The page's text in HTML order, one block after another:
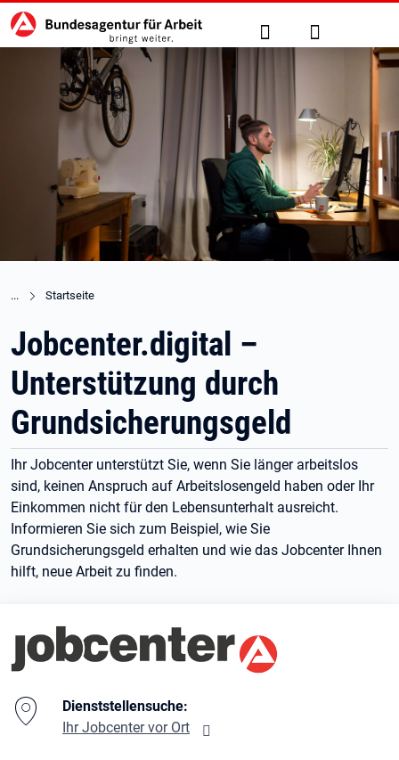
zu den Hauptinhalten springen
Hauptnavigation Suche Anmelden
Startseite
Jobcenter.digital –
Unterstützung durch
Grundsicherungsgeld
Ihr Jobcenter unterstützt Sie, wenn Sie länger arbeitslos
sind, keinen Anspruch auf Arbeitslosengeld haben oder Ihr
Einkommen nicht für den Lebensunterhalt ausreicht.
Informieren Sie sich zum Beispiel, wie Sie
Grundsicherungsgeld erhalten und wie das Jobcenter Ihnen
hilft, neue Arbeit zu finden.
Branding-Bereich Beschreibung
Dienststellensuche:
Ihr Jobcenter vor Ort